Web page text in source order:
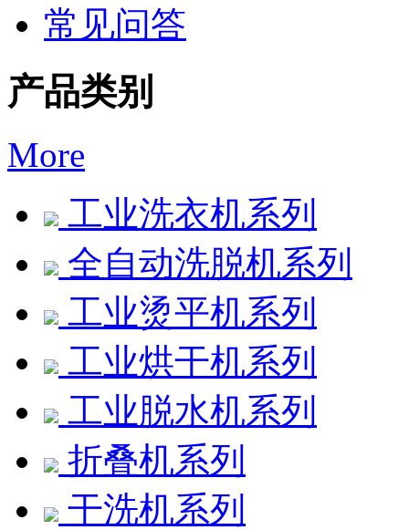
常见问答
产品类别
More
工业洗衣机系列
全自动洗脱机系列
工业烫平机系列
工业烘干机系列
工业脱水机系列
折叠机系列
干洗机系列